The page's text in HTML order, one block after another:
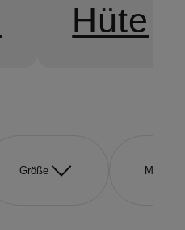
Hüte
Größe Marke